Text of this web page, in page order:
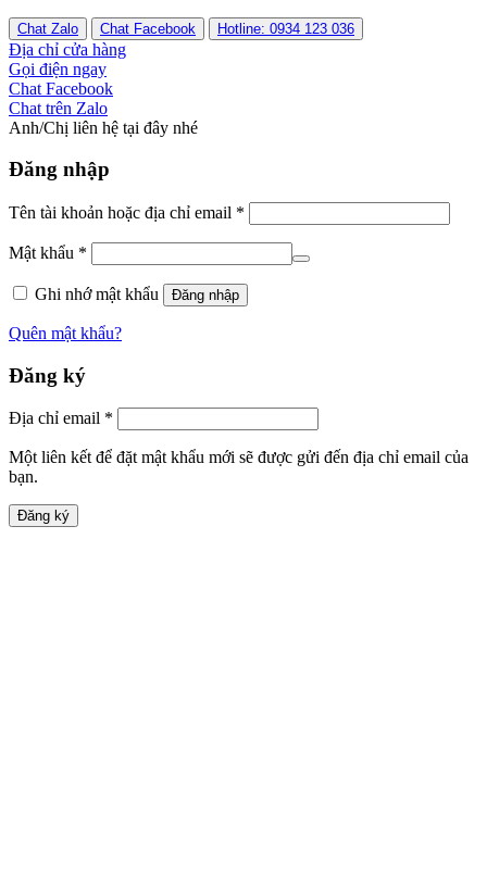
Chat Zalo Chat Facebook Hotline: 0934 123 036
Địa chỉ cửa hàng
Gọi điện ngay
Chat Facebook
Chat trên Zalo
Anh/Chị liên hệ tại đây nhé
Đăng nhập
Tên tài khoản hoặc địa chỉ email *
Mật khẩu *
Ghi nhớ mật khẩu Đăng nhập
Quên mật khẩu?
Đăng ký
Địa chỉ email *
Một liên kết để đặt mật khẩu mới sẽ được gửi đến địa chỉ email của
bạn.
Đăng ký